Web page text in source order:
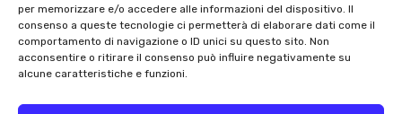
per memorizzare e/o accedere alle informazioni del dispositivo. Il
consenso a queste tecnologie ci permetterà di elaborare dati come il
comportamento di navigazione o ID unici su questo sito. Non
acconsentire o ritirare il consenso può influire negativamente su
alcune caratteristiche e funzioni.
CopyrightAZ Agri. Tutti i diritti servati |Assistenza |
Contatti